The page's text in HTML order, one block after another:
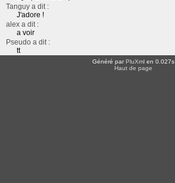
Tanguy a dit :
J'adore !
alex a dit :
a voir
Pseudo a dit :
tt
Généré parPluXml en 0.027s
Haut de page